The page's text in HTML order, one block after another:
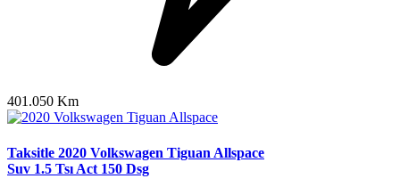
401.050 Km
Taksitle 2020 Volkswagen Tiguan Allspace
Suv 1.5 Tsı Act 150 Dsg